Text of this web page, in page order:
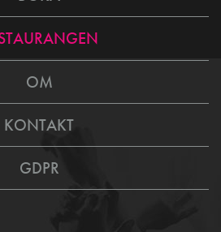
OM
KONTAKT
GDPR